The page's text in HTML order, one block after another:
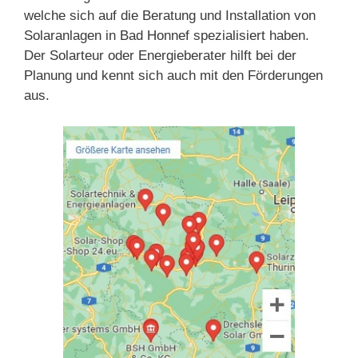
welche sich auf die Beratung und Installation von
Solaranlagen in Bad Honnef spezialisiert haben.
Der Solarteur oder Energieberater hilft bei der
Planung und kennt sich auch mit den Förderungen
aus.